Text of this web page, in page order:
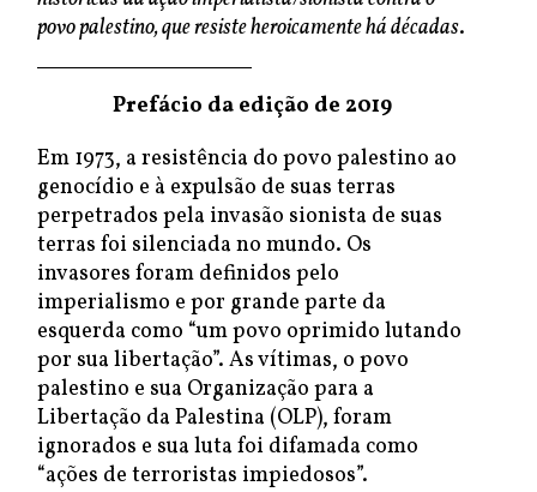
povo palestino, que resiste heroicamente há décadas.
Prefácio da edição de 2019
Em 1973, a resistência do povo palestino ao
genocídio e à expulsão de suas terras
perpetrados pela invasão sionista de suas
terras foi silenciada no mundo. Os
invasores foram definidos pelo
imperialismo e por grande parte da
esquerda como “um povo oprimido lutando
por sua libertação”. As vítimas, o povo
palestino e sua Organização para a
Libertação da Palestina (OLP), foram
ignorados e sua luta foi difamada como
“ações de terroristas impiedosos”.